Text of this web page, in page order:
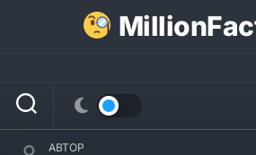
АВТОР